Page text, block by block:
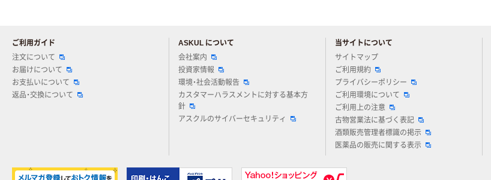
ご利用ガイド
注文について
お届けについて
お支払いについて
返品・交換について
ASKUL について
会社案内
投資家情報
環境・社会活動報告
カスタマーハラスメントに対する基本方
針
アスクルのサイバーセキュリティ
当サイトについて
サイトマップ
ご利用規約
プライバシーポリシー
ご利用環境について
ご利用上の注意
古物営業法に基づく表記
酒類販売管理者標識の掲示
医薬品の販売に関する表示